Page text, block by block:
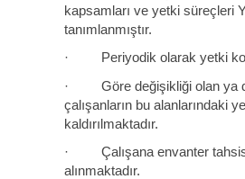
kapsamları ve yetki süreçleri
tanımlanmıştır.
· Periyodik olarak yetki
· Göre değişikliği olan ya
çalışanların bu alanlarındaki
kaldırılmaktadır.
· Çalışana envanter tahsis
alınmaktadır.